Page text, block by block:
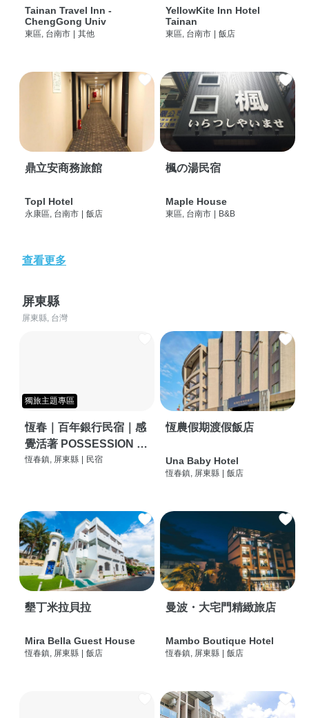
Tainan Travel Inn -
ChengGong Univ
東區, 台南市 | 其他
YellowKite Inn Hotel
Tainan
東區, 台南市 | 飯店
鼎立安商務旅館
Topl Hotel
永康區, 台南市 | 飯店
楓の湯民宿
Maple House
東區, 台南市 | B&B
查看更多
屏東縣
屏東縣, 台灣
獨旅主題專區
恆春｜百年銀行民宿｜感
覺活著 POSSESSION |
背包客棧 | 恆春必住特色
恆春鎮, 屏東縣 民宿
恆農假期渡假飯店
Una Baby Hotel
恆春鎮, 屏東縣 飯店
墾丁米拉貝拉
Mira Bella Guest House
恆春鎮, 屏東縣 飯店
曼波・大宅門精緻旅店
Mambo Boutique Hotel
恆春鎮, 屏東縣 飯店